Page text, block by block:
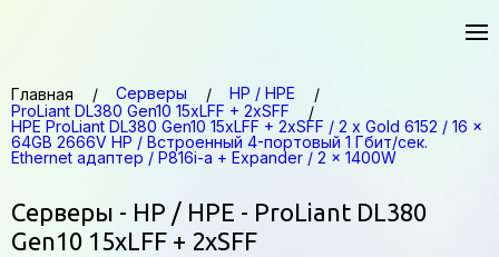
Главная Серверы
HP / HPE
ProLiant DL380 Gen10 15xLFF + 2xSFF
HPE ProLiant DL380 Gen10 15xLFF + 2xSFF / 2 x Gold 6152 / 16 x
64GB 2666V HP / Встроенный 4-портовый 1 Гбит/сек.
Ethernet адаптер / P816i-a + Expander / 2 x 1400W
Серверы - HP / HPE - ProLiant DL380
Gen10 15xLFF + 2xSFF